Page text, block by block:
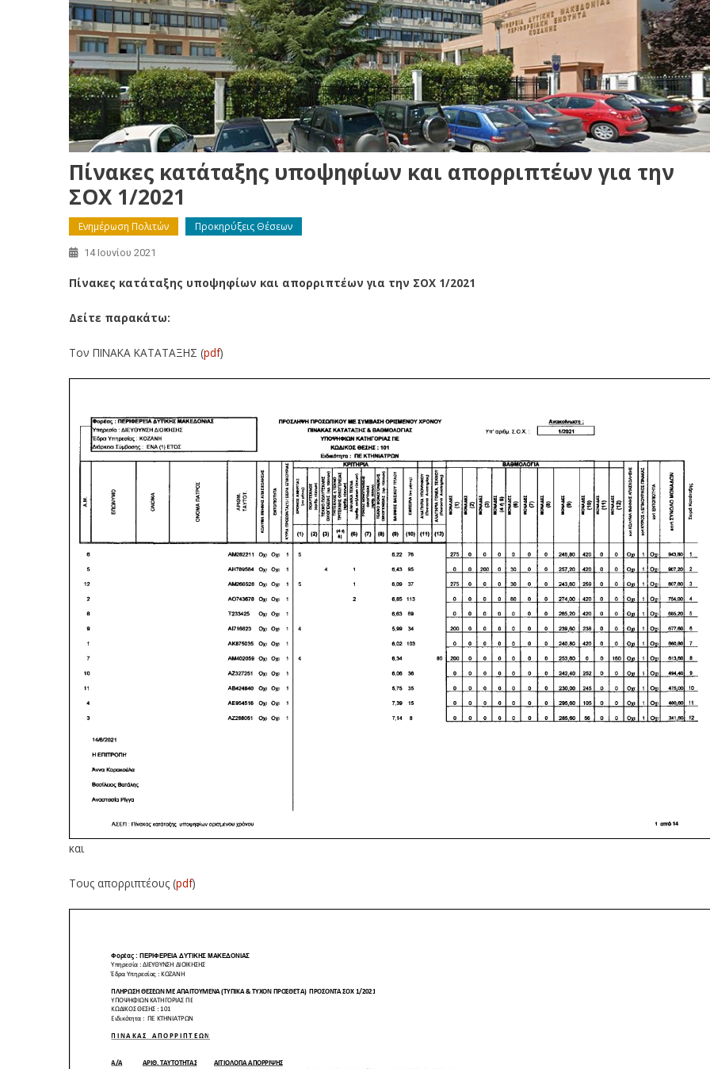
Πίνακες κατάταξης υποψηφίων και απορριπτέων για την
ΣΟΧ 1/2021
Ενημέρωση Πολιτών Προκηρύξεις Θέσεων
14 Ιουνίου 2021
Πίνακες κατάταξης υποψηφίων και απορριπτέων για την ΣΟΧ 1/2021
Δείτε παρακάτω:
Τον ΠΙΝΑΚΑ ΚΑΤΑΤΑΞΗΣ (pdf)
και
Τους απορριπτέους (pdf)